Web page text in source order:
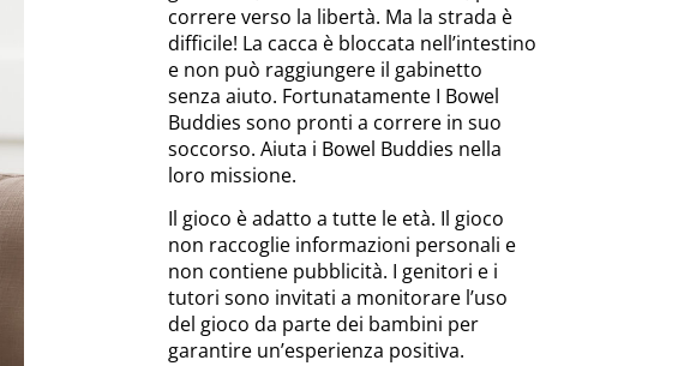
correre verso la libertà. Ma la strada è
difficile! La cacca è bloccata nell’intestino
e non può raggiungere il gabinetto
senza aiuto. Fortunatamente I Bowel
Buddies sono pronti a correre in suo
soccorso. Aiuta i Bowel Buddies nella
loro missione.
Il gioco è adatto a tutte le età. Il gioco
non raccoglie informazioni personali e
non contiene pubblicità. I genitori e i
tutori sono invitati a monitorare l’uso
del gioco da parte dei bambini per
garantire un’esperienza positiva.